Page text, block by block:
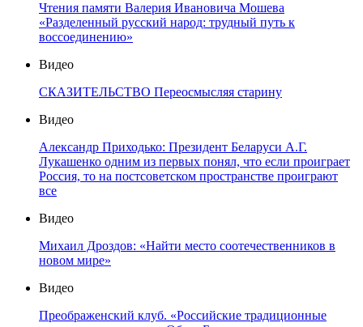
Чтения памяти Валерия Ивановича Мошева
«Разделенный русский народ: трудный путь к
воссоединению»
Видео
СКАЗИТЕЛЬСТВО Переосмысляя старину
Видео
Александр Приходько: Президент Беларуси А.Г.
Лукашенко одним из первых понял, что если проиграет
Россия, то на постсоветском пространстве проиграют
все
Видео
Михаил Дроздов: «Найти место соотечественников в
новом мире»
Видео
Преображенский клуб. «Российские традиционные